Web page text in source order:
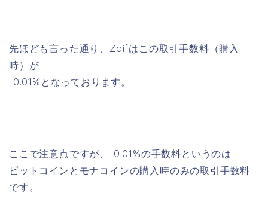
先ほども言った通り、Zaifはこの取引手数料（購入
時）が
-0.01%となっております。
ここで注意点ですが、-0.01%の手数料というのは
ビットコインとモナコインの購入時のみの取引手数料
です。